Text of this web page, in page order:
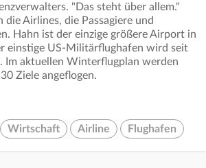
"Das steht über allem."
die Airlines, die Passagiere und
Hahn ist der einzige größere Airport in
einstige US-Militärflughafen wird seit
Im aktuellen Winterflugplan werden
Ziele angeflogen.
Wirtschaft Airline Flughafen